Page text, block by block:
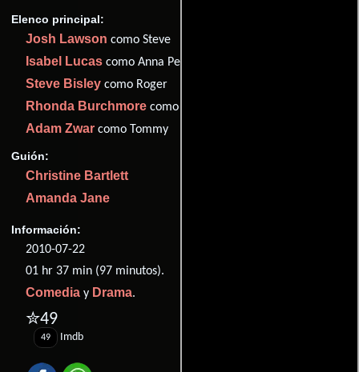
Elenco principal:
Josh Lawson como Steve
Isabel Lucas como Anna Petrov
Steve Bisley como Roger
Rhonda Burchmore como Cheryl
Adam Zwar como Tommy
Guión:
Christine Bartlett
Amanda Jane
Información:
2010-07-22
01 hr 37 min (97 minutos).
Comedia y Drama.
✮49
49 Imdb